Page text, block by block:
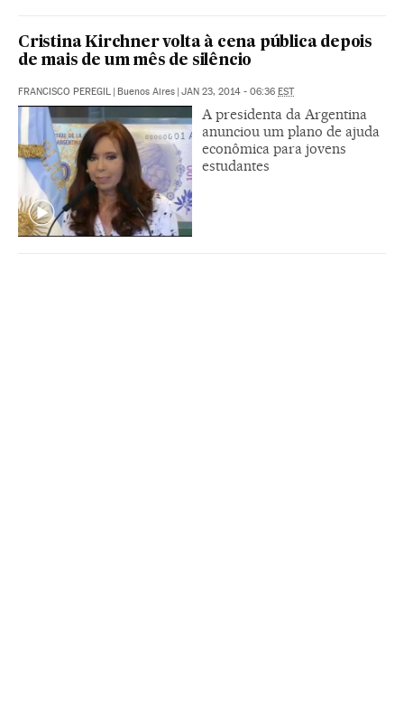
Cristina Kirchner volta à cena pública depois
de mais de um mês de silêncio
FRANCISCO PEREGIL | Buenos Aires | JAN 23, 2014 - 06:36 EST
A presidenta da Argentina
anunciou um plano de ajuda
econômica para jovens
estudantes